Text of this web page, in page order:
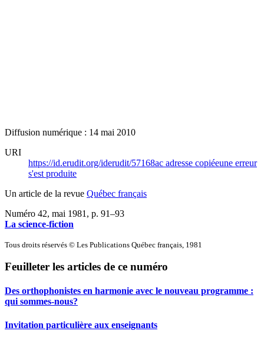
Diffusion numérique : 14 mai 2010
URI
https://id.erudit.org/iderudit/57168ac adresse copiéeune erreur
s'est produite
Un article de la revue Québec français
Numéro 42, mai 1981 , p. 91–93
La science-fiction
Tous droits réservés © Les Publications Québec français, 1981
Feuilleter les articles de ce numéro
Des orthophonistes en harmonie avec le nouveau programme :
qui sommes-nous?
Invitation particulière aux enseignants